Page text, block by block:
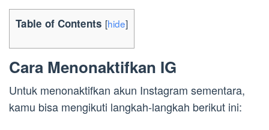
Table of Contents [hide]
Cara Menonaktifkan IG
Untuk menonaktifkan akun Instagram sementara,
kamu bisa mengikuti langkah-langkah berikut ini: